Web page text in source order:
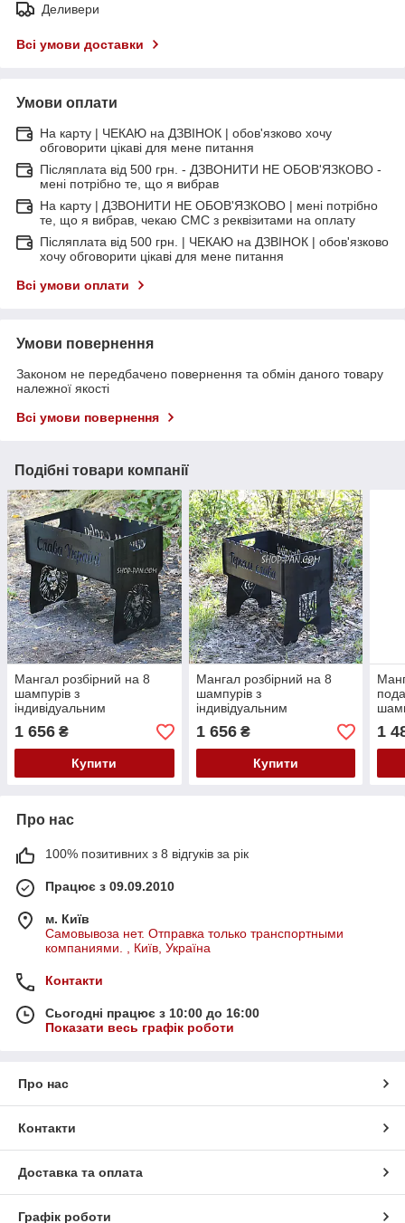
Деливери
Всі умови доставки
Умови оплати
На карту | ЧЕКАЮ на ДЗВІНОК | обов'язково хочу
обговорити цікаві для мене питання
Післяплата від 500 грн. - ДЗВОНИТИ НЕ ОБОВ'ЯЗКОВО -
мені потрібно те, що я вибрав
На карту | ДЗВОНИТИ НЕ ОБОВ'ЯЗКОВО | мені потрібно
те, що я вибрав, чекаю СМС з реквізитами на оплату
Післяплата від 500 грн. | ЧЕКАЮ на ДЗВІНОК | обов'язково
хочу обговорити цікаві для мене питання
Всі умови оплати
Умови повернення
Законом не передбачено повернення та обмін даного товару
належної якості
Всі умови повернення
Подібні товари компанії
Мангал розбірний на 8
шампурів з
індивідуальним
гравіюванням - Слава
Україні
1 656 ₴
Купити
Мангал розбірний на 8
шампурів з
індивідуальним
гравіюванням - Слава
Україні - Героям Слава
1 656₴
Купити
-
1
Про нас
100% позитивних з 8 відгуків за рік
Працює з 09.09.2010
м. Київ
Самовывоза нет. Отправка только транспортными
компаниями. , Київ, Україна
Контакти
Сьогодні працює з 10:00 до 16:00
Показати весь графік роботи
Про нас
Контакти
Доставка та оплата
Графік роботи